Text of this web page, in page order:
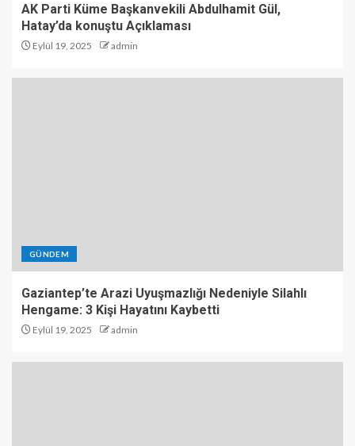
AK Parti Küme Başkanvekili Abdulhamit Gül,
Hatay’da konuştu Açıklaması
Eylül 19, 2025 admin
GÜNDEM
Gaziantep’te Arazi Uyuşmazlığı Nedeniyle Silahlı
Hengame: 3 Kişi Hayatını Kaybetti
Eylül 19, 2025 admin